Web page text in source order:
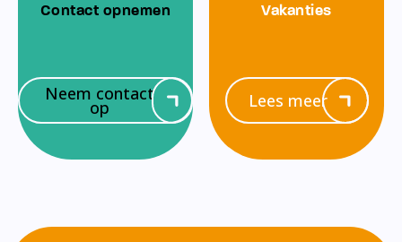
Contact opnemen
Neem contact
op
Vakanties
Lees meer